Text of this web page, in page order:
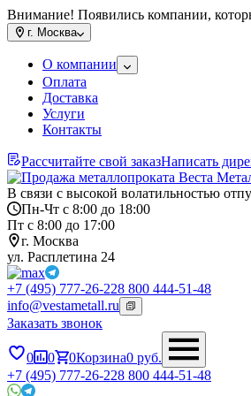
Внимание! Появились компании,
г. Москва
О компании
Оплата
Доставка
Услуги
Контакты
Рассчитайте свой заказНаписать
В связи с высокой волатильностью
Пн-Чт с 8:00 до 18:00
Пт с 8:00 до 17:00
г. Москва
ул. Расплетина 24
+7 (495) 777-26-228 800 444-51-48
info@vestametall.ru
Заказать звонок
0 0 0Корзина0 руб.
+7 (495) 777-26-228 800 444-51-48